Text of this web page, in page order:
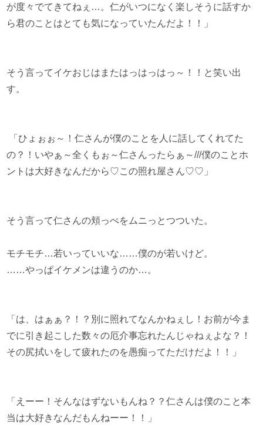
が度々でてきてねぇ…。仁がいつになく楽しそうに話すか
ら君のことはとても気になっていたんだよ！！」
そう言ってイケおじはまたはっはっはっ～！！と笑い出
す。
「ひょぉぉ～！仁さんが僕のことを人に話してくれてた
の？！いやぁ～全くもぉ～仁さんったらぁ～///僕のことホ
ントは大好きなんだから♡この照れ屋さん♡♡」
そう言って仁さんの頬っぺをムニっとつついた。
モチモチ…若いっていいな……僕のが若いけど。
……やっぱイケメンは違うのか…。
「は、はぁぁ？！？別に照れてなんかねぇし！お前が今ま
でに引き起こした数々の厄介事忘れたんじゃねぇよな？！
その尻拭いをして疲れたのを愚痴ってただけだよ！！」
「えーー！そんなはずないもんね？？仁さんは僕のこと本
当は大好きなんだもんねーー！！」